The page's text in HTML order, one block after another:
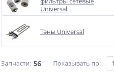
Universal
Тэны Universal
Запчасти: 56 Показывать по: